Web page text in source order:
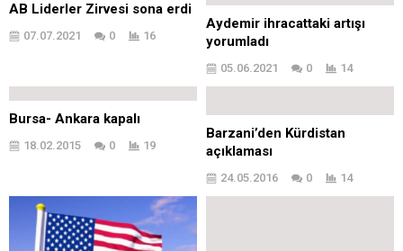
AB Liderler Zirvesi sona erdi
07.07.2021 0 16
Aydemir ihracattaki artışı
yorumladı
05.06.2021 0 14
Bursa- Ankara kapalı
18.02.2015 0 19
Barzani’den Kürdistan
açıklaması
24.05.2016 0 14